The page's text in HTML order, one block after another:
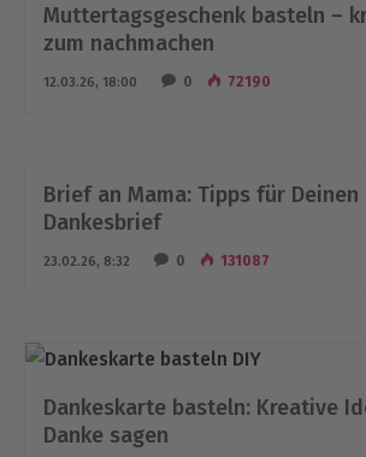
Muttertagsgeschenk basteln –
zum nachmachen
12.03.26, 18:00 0 72190
Brief an Mama: Tipps für Deinen
Dankesbrief
23.02.26, 8:32 0 131087
Dankeskarte basteln: Kreative
Danke sagen